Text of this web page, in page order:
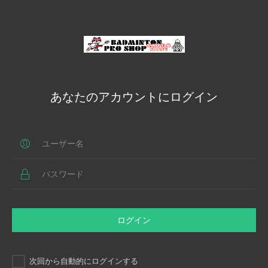
あなたのアカウントにログイン
ログイン
次回から自動的にログインする